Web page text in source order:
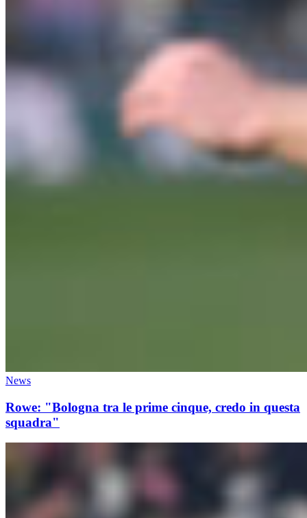
News
Rowe: "Bologna tra le prime cinque, credo in questa
squadra"